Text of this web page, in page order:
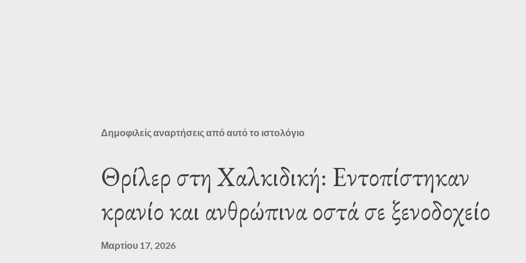
Δημοφιλείς αναρτήσεις από αυτό το ιστολόγιο
Θρίλερ στη Χαλκιδική: Εντοπίστηκαν
κρανίο και ανθρώπινα οστά σε ξενοδοχείο
Μαρτίου 17, 2026